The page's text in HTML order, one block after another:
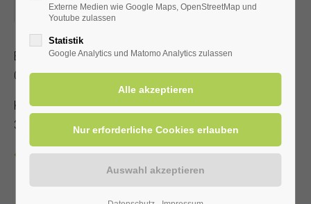
ORT: KURHALLE
Erlernen Sie die Selbstakupressur zur Linderung von Kopf-,
Gelenk- und Muskelschmerzen
Kostenbeitrag mit gültiger Kur-/Einwohnerkarte 2,- €, ohne
3,- €.
Zurück
Externe Medien wie Google Maps, OpenStreetMap und
Youtube zulassen
Statistik
Google Analytics und Matomo Analytics zulassen